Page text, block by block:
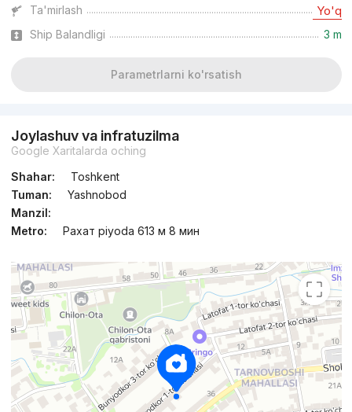
Ta'mirlash Yo'q
Ship Balandligi 3 m
Parametrlarni ko'rsatish
Joylashuv va infratuzilma
Google Xaritalarda oching
Shahar:
Toshkent
Tuman:
Yashnobod
Manzil:
Metro:
Рахат piyoda 613 м 8 мин